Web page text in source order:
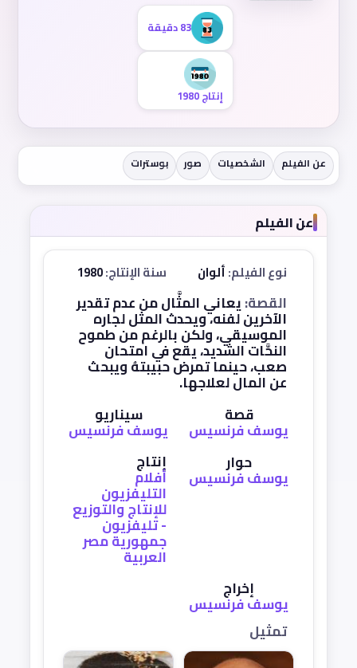
83 دقيقة
إنتاج 1980
عن الفيلم الشخصيات صور بوسترات
عن الفيلم
نوع الفيلم:ألوان سنة الإنتاج:
القصة:يعاني المثَّال من عدم تقدير
الآخرين لفنه، ويحدث المثل لجاره
الموسيقي، ولكن بالرغم من طموح
النحَّات الشديد، يقع في امتحان
صعب، حينما تمرض حبيبتهُ ويبحث
عن المال لعلاجها.
قصة
يوسف فرنسيس
سيناريو
يوسف فرنسيس
حوار
يوسف فرنسيس
إنتاج
أفلام
التليفزيون
للإنتاج والتوزيع
- تليفزيون
جمهورية مصر
العربية
إخراج
يوسف فرنسيس
تمثيل